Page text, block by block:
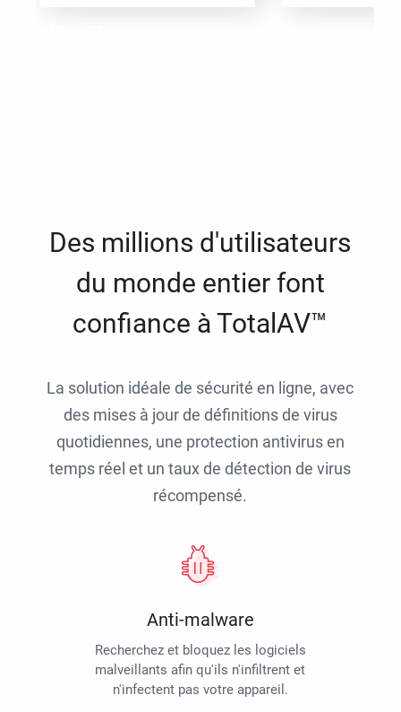
Des millions d'utilisateurs
du monde entier font
confiance à TotalAV™
La solution idéale de sécurité en ligne, avec
des mises à jour de définitions de virus
quotidiennes, une protection antivirus en
temps réel et un taux de détection de virus
récompensé.
Anti-malware
Recherchez et bloquez les logiciels
malveillants afin qu'ils n'infiltrent et
n'infectent pas votre appareil.